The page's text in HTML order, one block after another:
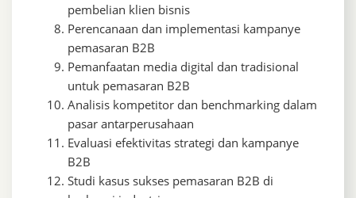
pembelian klien bisnis
Perencanaan dan implementasi kampanye
pemasaran B2B
Pemanfaatan media digital dan tradisional
untuk pemasaran B2B
Analisis kompetitor dan benchmarking dalam
pasar antarperusahaan
Evaluasi efektivitas strategi dan kampanye
B2B
Studi kasus sukses pemasaran B2B di